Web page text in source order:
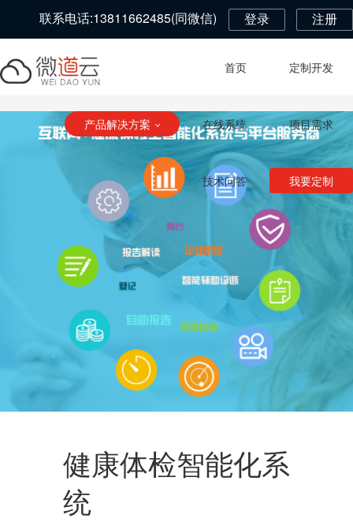
联系电话:13811662485(同微信) 登录 注册
首页 定制开发
产品解决方案 在线系统 项目需求
技术问答 我要定制
健康体检智能化系
统